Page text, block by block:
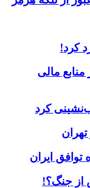
کرد!
منابع مالی
ایران
از جنگ؟!